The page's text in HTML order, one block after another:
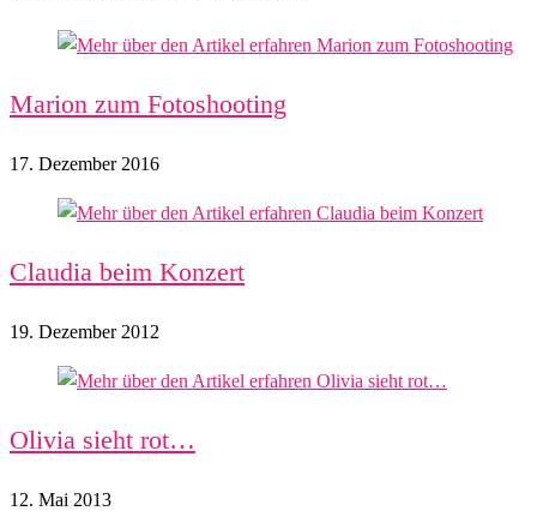
Marion zum Fotoshooting
17. Dezember 2016
Claudia beim Konzert
19. Dezember 2012
Olivia sieht rot…
12. Mai 2013